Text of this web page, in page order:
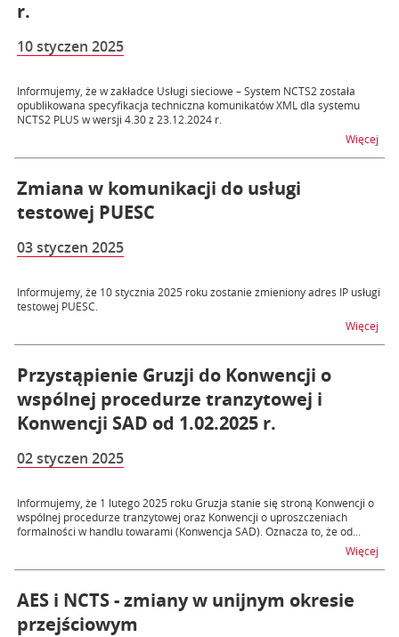
r.
10 styczen 2025
Informujemy, że w zakładce Usługi sieciowe – System NCTS2 została
opublikowana specyfikacja techniczna komunikatów XML dla systemu
NCTS2 PLUS w wersji 4.30 z 23.12.2024 r.
Więcej
Zmiana w komunikacji do usługi
testowej PUESC
03 styczen 2025
Informujemy, że 10 stycznia 2025 roku zostanie zmieniony adres IP usługi
testowej PUESC.
Więcej
Przystąpienie Gruzji do Konwencji o
wspólnej procedurze tranzytowej i
Konwencji SAD od 1.02.2025 r.
02 styczen 2025
Informujemy, że 1 lutego 2025 roku Gruzja stanie się stroną Konwencji o
wspólnej procedurze tranzytowej oraz Konwencji o uproszczeniach
formalności w handlu towarami (Konwencja SAD). Oznacza to, że od...
Więcej
AES i NCTS - zmiany w unijnym okresie
przejściowym